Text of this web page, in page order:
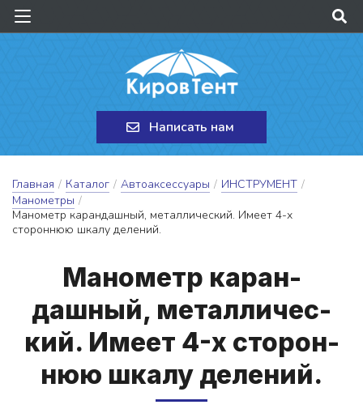
Написать нам
Главная / Каталог / Автоаксессуары / ИНСТРУМЕНТ /
Манометры /
Манометр карандашный, металлический. Имеет 4-х
стороннюю шкалу делений.
Ма­но­метр ка­ран­
дашный, ме­тал­ли­чес­
кий. И­ме­ет 4-х сто­рон­
нюю шка­лу де­ле­ний.